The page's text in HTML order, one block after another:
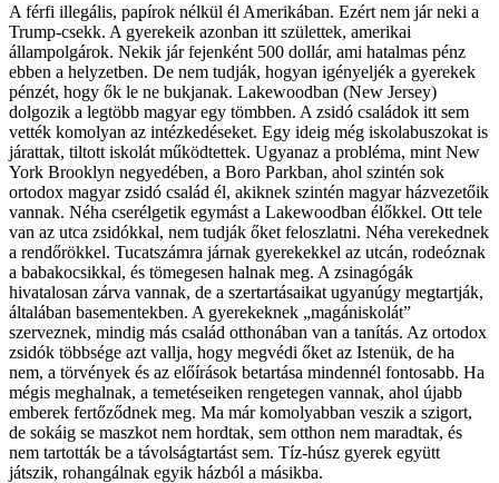
A férfi illegális, papírok nélkül él Amerikában. Ezért nem jár neki a
Trump-csekk. A gyerekeik azonban itt születtek, amerikai
állampolgárok. Nekik jár fejenként 500 dollár, ami hatalmas pénz
ebben a helyzetben. De nem tudják, hogyan igényeljék a gyerekek
pénzét, hogy ők le ne bukjanak. Lakewoodban (New Jersey)
dolgozik a legtöbb magyar egy tömbben. A zsidó családok itt sem
vették komolyan az intézkedéseket. Egy ideig még iskolabuszokat is
járattak, tiltott iskolát működtettek. Ugyanaz a probléma, mint New
York Brooklyn negyedében, a Boro Parkban, ahol szintén sok
ortodox magyar zsidó család él, akiknek szintén magyar házvezetőik
vannak. Néha cserélgetik egymást a Lakewoodban élőkkel. Ott tele
van az utca zsidókkal, nem tudják őket feloszlatni. Néha verekednek
a rendőrökkel. Tucatszámra járnak gyerekekkel az utcán, rodeóznak
a babakocsikkal, és tömegesen halnak meg. A zsinagógák
hivatalosan zárva vannak, de a szertartásaikat ugyanúgy megtartják,
általában basementekben. A gyerekeknek „magániskolát”
szerveznek, mindig más család otthonában van a tanítás. Az ortodox
zsidók többsége azt vallja, hogy megvédi őket az Istenük, de ha
nem, a törvények és az előírások betartása mindennél fontosabb. Ha
mégis meghalnak, a temetéseiken rengetegen vannak, ahol újabb
emberek fertőződnek meg. Ma már komolyabban veszik a szigort,
de sokáig se maszkot nem hordtak, sem otthon nem maradtak, és
nem tartották be a távolságtartást sem. Tíz-húsz gyerek együtt
játszik, rohangálnak egyik házból a másikba.